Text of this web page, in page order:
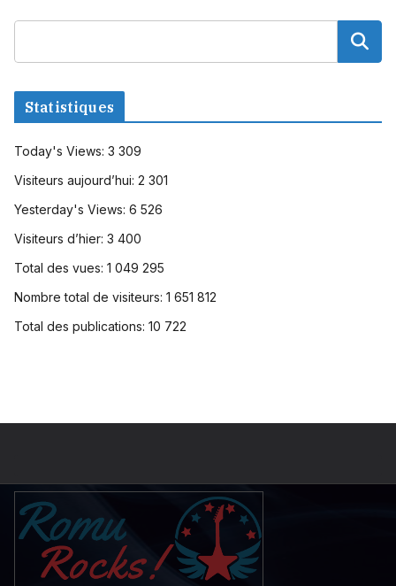
Statistiques
Today's Views: 3 309
Visiteurs aujourd’hui: 2 301
Yesterday's Views: 6 526
Visiteurs d’hier: 3 400
Total des vues: 1 049 295
Nombre total de visiteurs: 1 651 812
Total des publications: 10 722